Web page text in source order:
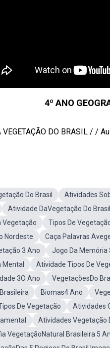
4º ANO
VEGETAÇÃO DO BRASIL /
Do Brasil Atividades
Atividade DaVegetação Do Brasil
Vegetação
Tipos De
Nordeste
Caça Palavras
3 Ano
Jogo Da Memória
Mental
Atividade Tipos De
3O Ano
VegetaçõesDo
Biomas4 Ano
De Vegetação
Atividades
Atividades Vegetação
VegetaçãoNatural Brasileira 5